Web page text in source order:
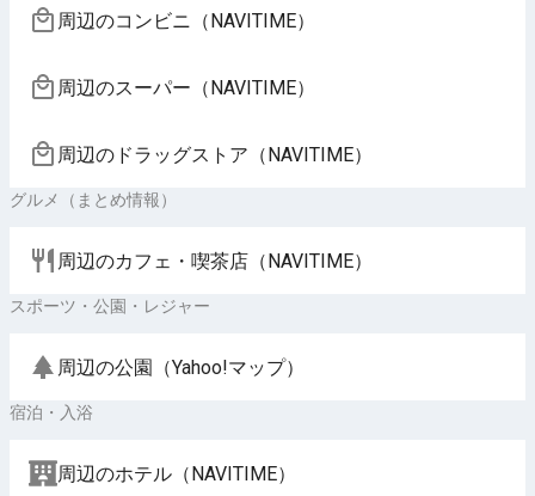
周辺のコンビニ（NAVITIME）
周辺のスーパー（NAVITIME）
周辺のドラッグストア（NAVITIME）
グルメ（まとめ情報）
周辺のカフェ・喫茶店（NAVITIME）
スポーツ・公園・レジャー
周辺の公園（Yahoo!マップ）
宿泊・入浴
周辺のホテル（NAVITIME）